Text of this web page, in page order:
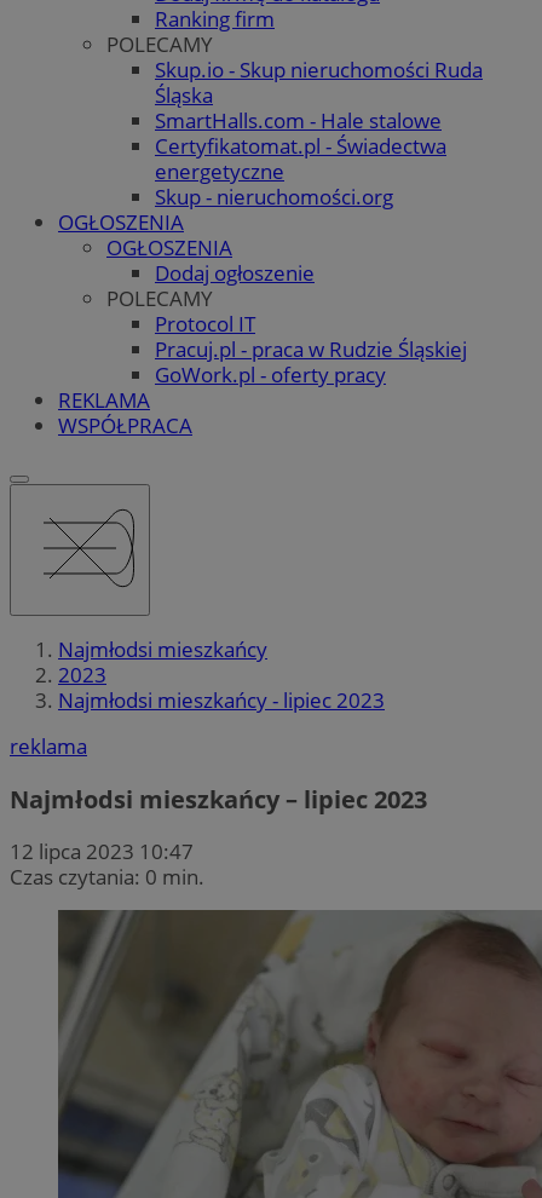
Ranking firm
POLECAMY
Skup.io - Skup nieruchomości Ruda
Śląska
SmartHalls.com - Hale stalowe
Certyfikatomat.pl - Świadectwa
energetyczne
Skup - nieruchomości.org
OGŁOSZENIA
OGŁOSZENIA
Dodaj ogłoszenie
POLECAMY
Protocol IT
Pracuj.pl - praca w Rudzie Śląskiej
GoWork.pl - oferty pracy
REKLAMA
WSPÓŁPRACA
Najmłodsi mieszkańcy
2023
Najmłodsi mieszkańcy - lipiec 2023
reklama
Najmłodsi mieszkańcy – lipiec 2023
12 lipca 2023 10:47
Czas czytania: 0 min.